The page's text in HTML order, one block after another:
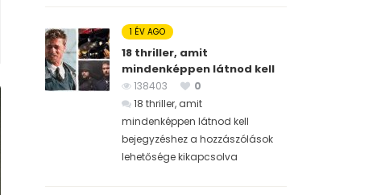
1 ÉV AGO
18 thriller, amit
mindenképpen látnod kell
138403
0
18 thriller, amit
mindenképpen látnod kell
bejegyzéshez a hozzászólások
lehetősége kikapcsolva